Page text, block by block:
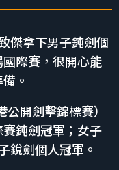
傑拿下男子鈍劍個
際賽，很開心能
。
開劍擊錦標賽）
鈍劍冠軍；女子
銳劍個人冠軍。